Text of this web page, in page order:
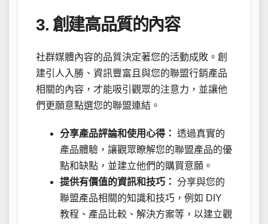
3. 創建高品質的內容
社群媒體內容的品質決定著您的活動成敗。創
建引人入勝、資訊豐富且與您的聯盟行銷產品
相關的內容，才能吸引觀眾的注意力，並讓他
們更願意點選您的聯盟連結。
分享產品評論和使用心得： 透過真實的
產品體驗，讓觀眾瞭解您的聯盟產品的優
點和缺點，並建立他們的購買意願。
提供有價值的資訊和技巧： 分享與您的
聯盟產品相關的知識和技巧，例如 DIY
教程、產品比較、解決方案等，以建立觀